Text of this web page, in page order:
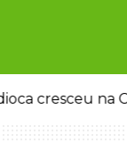
cresceu na